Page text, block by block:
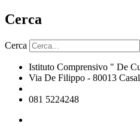
Cerca
Cerca
Istituto Comprensivo " De
Via De Filippo - 80013
081 5224248